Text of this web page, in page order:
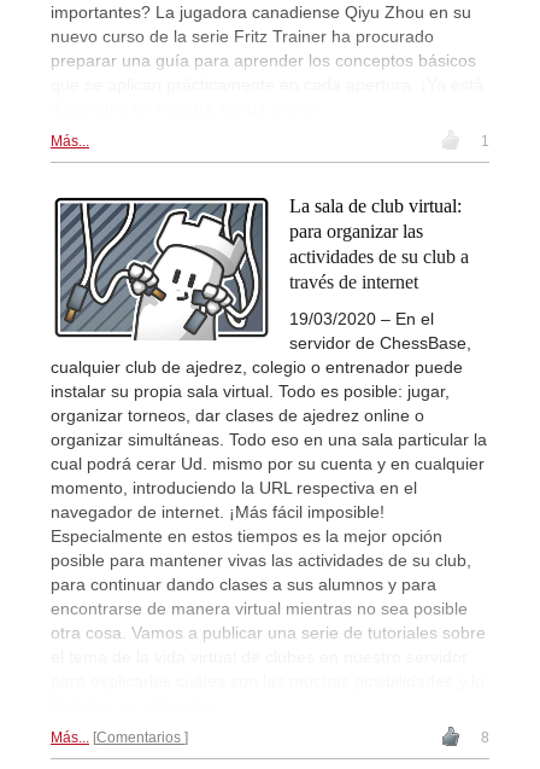
importantes? La jugadora canadiense Qiyu Zhou en su
nuevo curso de la serie Fritz Trainer ha procurado
preparar una guía para aprender los conceptos básicos
Más... 1
La sala de club virtual:
para organizar las
actividades de su club a
través de internet
19/03/2020 – En el
servidor de ChessBase,
cualquier club de ajedrez, colegio o entrenador puede
instalar su propia sala virtual. Todo es posible: jugar,
organizar torneos, dar clases de ajedrez online o
organizar simultáneas. Todo eso en una sala particular la
cual podrá cerar Ud. mismo por su cuenta y en cualquier
momento, introduciendo la URL respectiva en el
navegador de internet. ¡Más fácil imposible!
Especialmente en estos tiempos es la mejor opción
posible para mantener vivas las actividades de su club,
para continuar dando clases a sus alumnos y para
encontrarse de manera virtual mientras no sea posible
otra cosa. Vamos a publicar una serie de tutoriales sobre
Más... Comentarios 8